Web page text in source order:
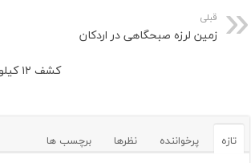
قبلی
زمین لرزه صبحگاهی در اردکان
کشف
تازه پرخواننده نظرها
برچسب ها